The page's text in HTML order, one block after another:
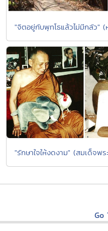
"จิตอยู่กับพุทโธแล้วไม่มีกลัว"
"รักษาใจให้งดงาม" (สมเด็จพ
Go